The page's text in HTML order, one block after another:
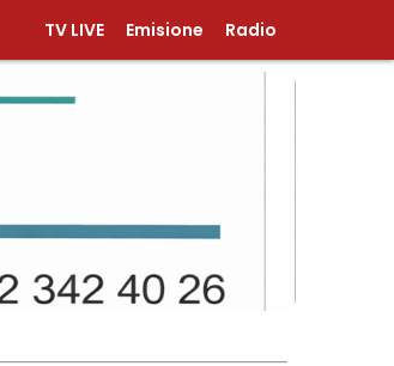
TV LIVE Emisione Radio